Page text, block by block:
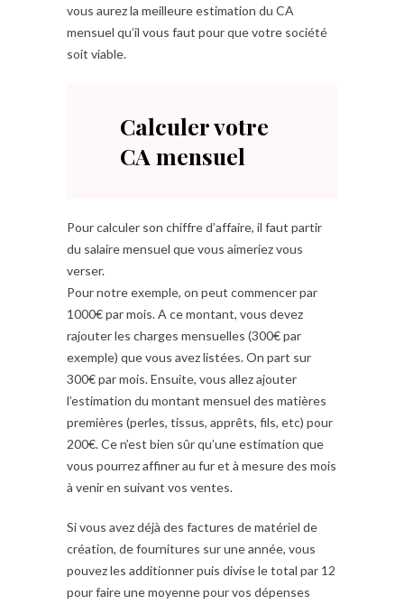
vous aurez la meilleure estimation du CA
mensuel qu’il vous faut pour que votre société
soit viable.
Calculer votre
CA mensuel
Pour calculer son chiffre d’affaire, il faut partir
du salaire mensuel que vous aimeriez vous
verser.
Pour notre exemple, on peut commencer par
1000€ par mois. A ce montant, vous devez
rajouter les charges mensuelles (300€ par
exemple) que vous avez listées. On part sur
300€ par mois. Ensuite, vous allez ajouter
l’estimation du montant mensuel des matières
premières (perles, tissus, apprêts, fils, etc) pour
200€. Ce n’est bien sûr qu’une estimation que
vous pourrez affiner au fur et à mesure des mois
à venir en suivant vos ventes.
Si vous avez déjà des factures de matériel de
création, de fournitures sur une année, vous
pouvez les additionner puis divise le total par 12
pour faire une moyenne pour vos dépenses